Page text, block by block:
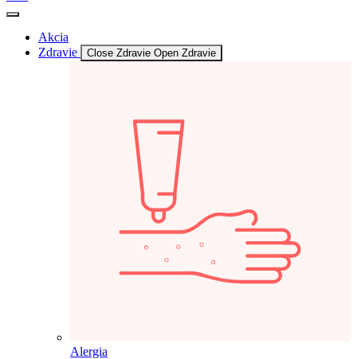
Akcia
Zdravie
Close Zdravie Open Zdravie
Alergia